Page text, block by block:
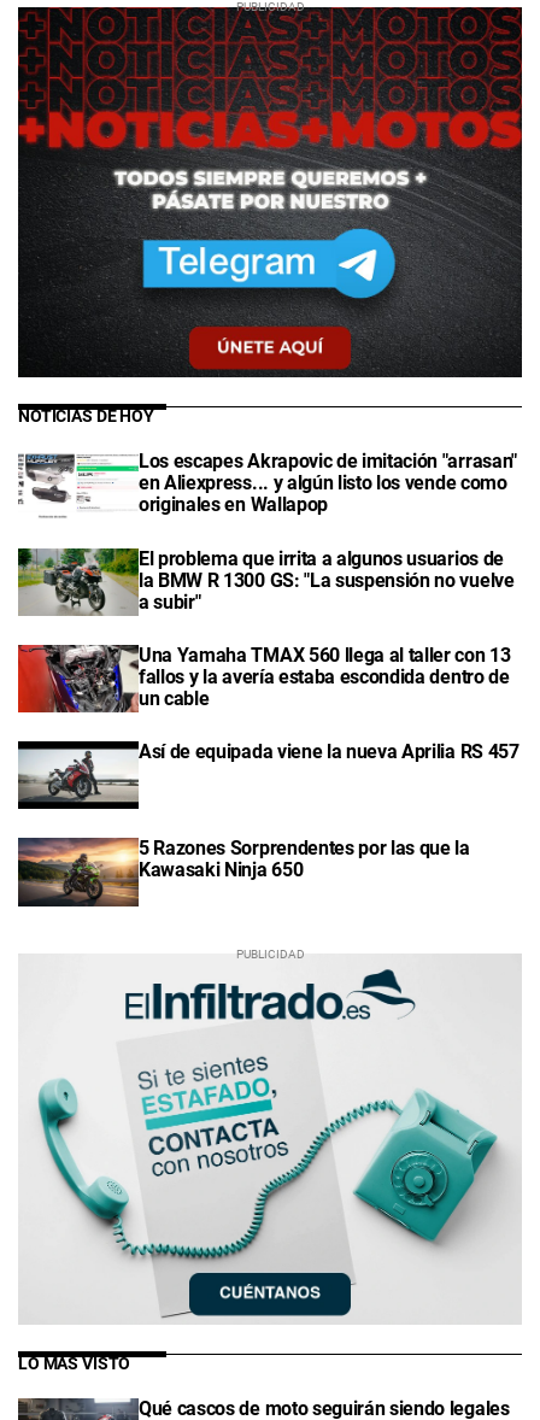
NOTICIAS DE HOY
Los escapes Akrapovic de imitación "arrasan"
en Aliexpress... y algún listo los vende como
originales en Wallapop
El problema que irrita a algunos usuarios de
la BMW R 1300 GS: "La suspensión no vuelve
a subir"
Una Yamaha TMAX 560 llega al taller con 13
fallos y la avería estaba escondida dentro de
un cable
Así de equipada viene la nueva Aprilia RS 457
5 Razones Sorprendentes por las que la
Kawasaki Ninja 650
LO MÁS VISTO
Qué cascos de moto seguirán siendo legales